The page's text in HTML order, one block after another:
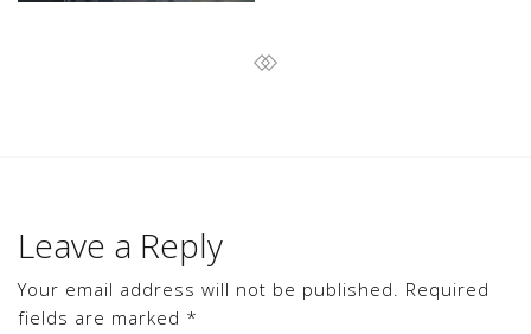
Leave a Reply
Your email address will not be published. Required
fields are marked *